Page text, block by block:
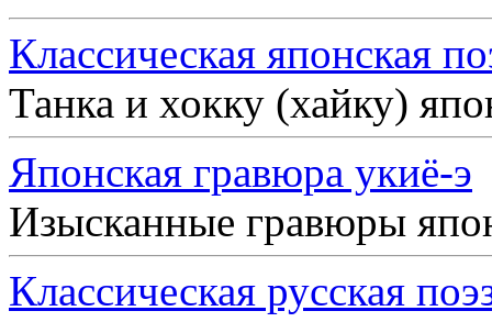
Классическая японская
Танка и хокку (хайку)
Японская гравюра укиё-э
Изысканные гравюры
Классическая русская